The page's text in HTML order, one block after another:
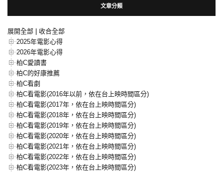
文章分類
展開全部
收合全部
2025年電影心得
2026年電影心得
柏C愛讀書
柏C的好康推薦
柏C看劇
柏C看電影(2016年以前，依在台上映時間區分)
柏C看電影(2017年，依在台上映時間區分)
柏C看電影(2018年，依在台上映時間區分)
柏C看電影(2019年，依在台上映時間區分)
柏C看電影(2020年，依在台上映時間區分)
柏C看電影(2021年，依在台上映時間區分)
柏C看電影(2022年，依在台上映時間區分)
柏C看電影(2023年，依在台上映時間區分)